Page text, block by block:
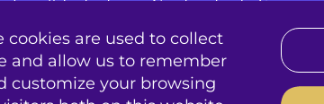
& Entretien Contracts de Service
conditions BIS|Econocom e-
cookies are used to collect
and allow us to remember
customize your browsing